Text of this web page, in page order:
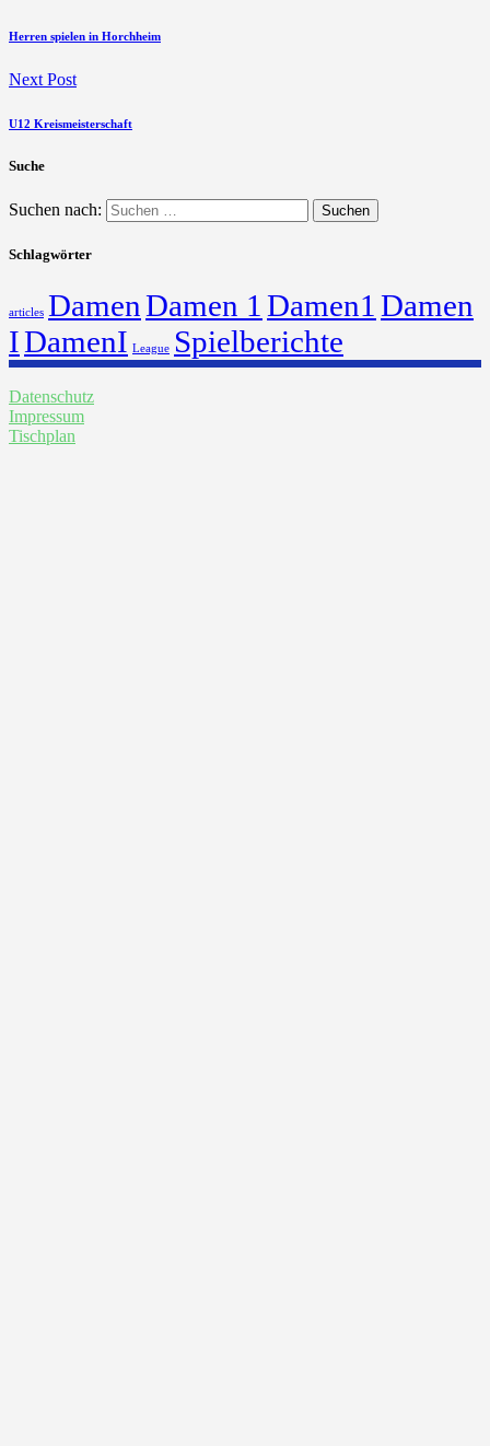
Herren spielen in Horchheim
Next Post
U12 Kreismeisterschaft
Suche
Suchen nach:
Schlagwörter
articles DamenDamen 1 Damen1 Damen
IDamenI League Spielberichte
Datenschutz
Impressum
Tischplan